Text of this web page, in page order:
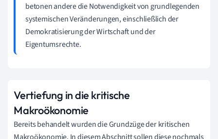
betonen andere die Notwendigkeit von grundlegenden
systemischen Veränderungen, einschließlich der
Demokratisierung der Wirtschaft und der
Eigentumsrechte.
Vertiefung in die kritische
Makroökonomie
Bereits behandelt wurden die Grundzüge der kritischen
Makroökonomie. In diesem Abschnitt sollen diese nochmals